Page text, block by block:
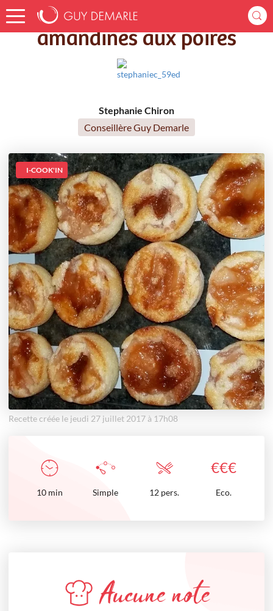
Accueil Recettes amandines aux poires
amandines aux poires
Stephanie Chiron
Conseillère Guy Demarle
I-COOK'IN
Recette créée le jeudi 27 juillet 2017 à 17h08
€€€
10 min Simple 12 pers. Eco.
Aucune note